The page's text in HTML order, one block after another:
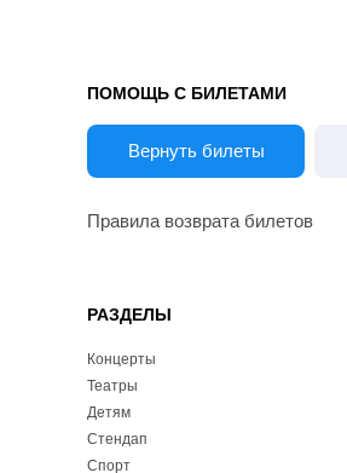
ПОМОЩЬ С БИЛЕТАМИ
Вернуть билеты
Правила возврата билетов
РАЗДЕЛЫ
Концерты
Театры
Детям
Стендап
Спорт